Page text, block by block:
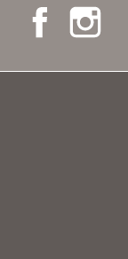
Facebook